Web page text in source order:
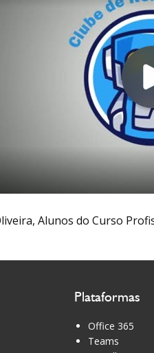
Alunos do Curso
Plataformas
Office 365
Teams